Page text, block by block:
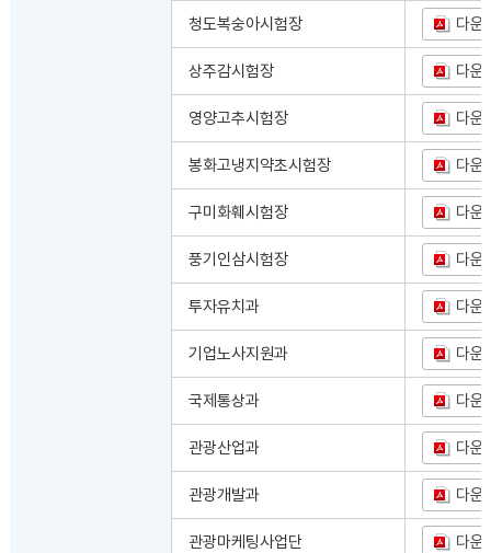
청도복숭아시험장 다운
상주감시험장 다운
영양고추시험장 다운
봉화고냉지약초시험장 다운
구미화훼시험장 다운
풍기인삼시험장 다운
투자유치과 다운
기업노사지원과 다운
국제통상과 다운
관광산업과 다운
관광개발과 다운
관광마케팅사업단 다운